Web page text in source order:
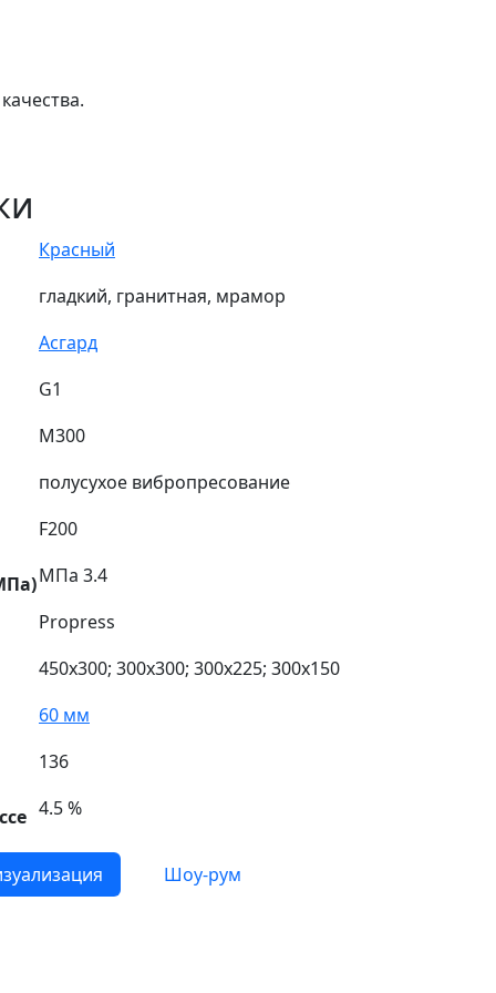
Красный
гладкий, гранитная, мрамор
Асгард
G1
М300
полусухое вибропресование
F200
МПа 3.4
Propress
450х300; 300х300; 300х225; 300х150
60 мм
136
4.5 %
Шоу-рум